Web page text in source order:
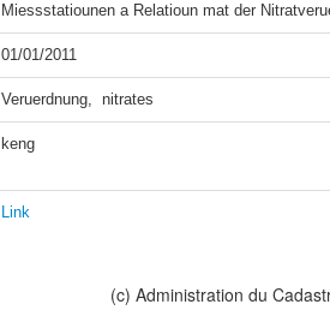
Miessstatiounen a Relatioun mat der
01/01/2011
Veruerdnung,  nitrates
keng
Link
(c) Administration du